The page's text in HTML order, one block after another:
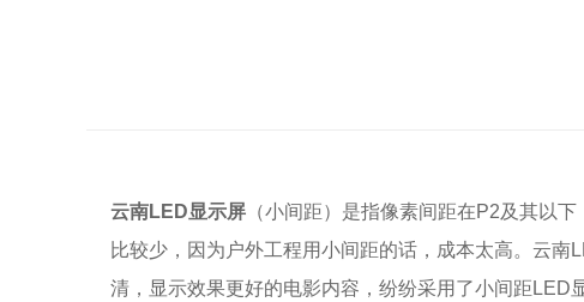
云南LED显示屏 （小间距）是指像素间距在P2及其以
比较少，因为户外工程用小间距的话，成本太高。云
清，显示效果更好的电影内容，纷纷采用了小间距